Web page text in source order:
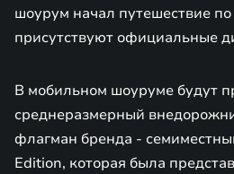
шоурум начал путешествие
присутствуют официальные
В мобильном шоуруме будут
среднеразмерный
флагман бренда -
Edition, которая была